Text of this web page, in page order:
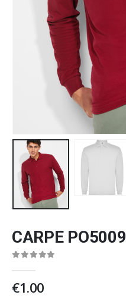
CARPE PO5009
€1.00